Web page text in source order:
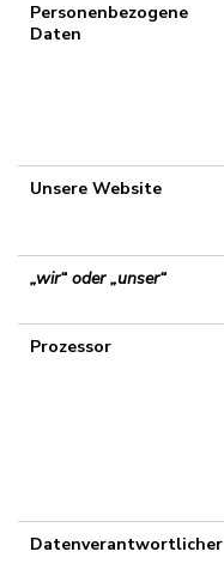
Personenbezogene
Daten
Unsere Website
„wir“ oder „unser“
Prozessor
Datenverantwortlicher